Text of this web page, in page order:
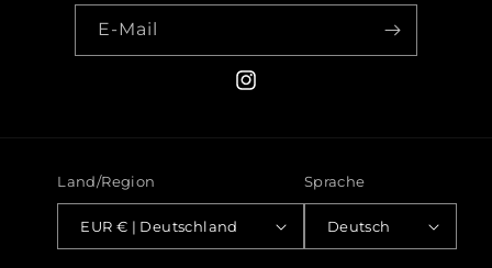
E-Mail
Instagram
Land/Region
EUR € | Deutschland
Sprache
Deutsch